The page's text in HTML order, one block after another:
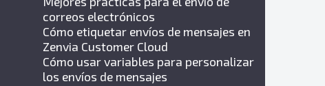
correos electrónicos
Cómo etiquetar envíos de mensajes en
Zenvia Customer Cloud
Cómo usar variables para personalizar
los envíos de mensajes